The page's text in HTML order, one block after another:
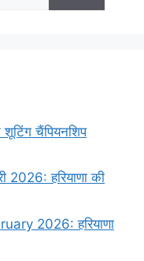
शूटिंग चैंपियनशिप
हरियाणा की
2026: हरियाणा